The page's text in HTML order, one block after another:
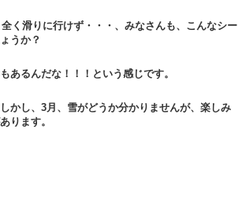
く滑りに行けず・・・、みなさんも、こんなシー
うか？
あるんだな！！！という感じです。
かし、3月、雪がどうか分かりませんが、楽しみ
ります。